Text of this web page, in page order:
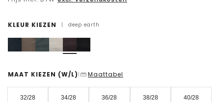
KLEUR KIEZEN | deep earth
MAAT KIEZEN (W/L) | Maattabel
32/28 34/28 36/28 38/28 40/28